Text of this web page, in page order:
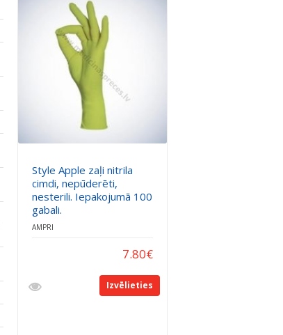
Style Apple zaļi nitrila
cimdi, nepūderēti,
nesterili. Iepakojumā 100
gabali.
AMPRI
7.80€
Izvēlieties